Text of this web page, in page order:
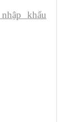
nhập khẩu